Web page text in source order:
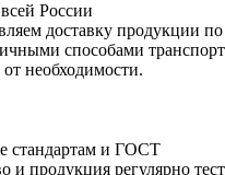
России
доставку продукции
способами
необходимости.
стандартам и ГОСТ
и продукция регулярно